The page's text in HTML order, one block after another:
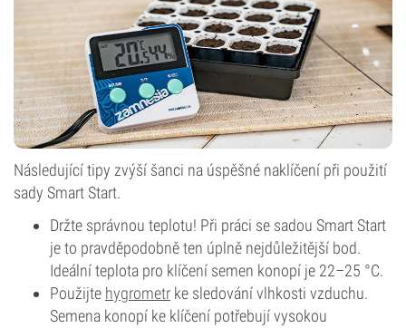
Následující tipy zvýší šanci na úspěšné naklíčení při použití
sady Smart Start.
Držte správnou teplotu! Při práci se sadou Smart Start
je to pravděpodobně ten úplně nejdůležitější bod.
Ideální teplota pro klíčení semen konopí je 22–25 °C.
Použijte hygrometr ke sledování vlhkosti vzduchu.
Semena konopí ke klíčení potřebují vysokou